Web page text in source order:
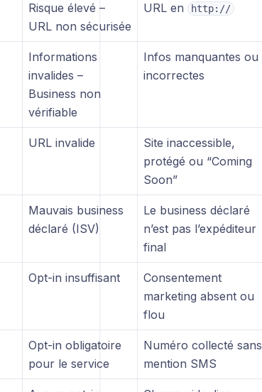
Risque élevé –
URL non sécurisée
URL en http://
Informations
invalides –
Business non
vérifiable
Infos manquantes ou
incorrectes
URL invalide
Site inaccessible,
protégé ou “Coming
Soon”
Mauvais business
déclaré (ISV)
Le business déclaré
n’est pas l’expéditeur
final
Opt-in insuffisant
Consentement
marketing absent ou
flou
Opt-in obligatoire
pour le service
Numéro collecté sans
mention SMS